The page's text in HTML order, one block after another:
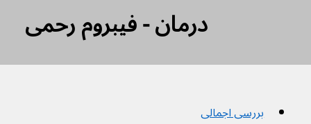
درمان - فیبروم رحمی
بررسی اجمالی